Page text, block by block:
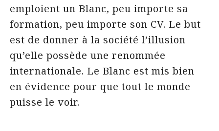
emploient un Blanc, peu importe sa
formation, peu importe son CV. Le but
est de donner à la société l’illusion
qu’elle possède une renommée
internationale. Le Blanc est mis bien
en évidence pour que tout le monde
puisse le voir.